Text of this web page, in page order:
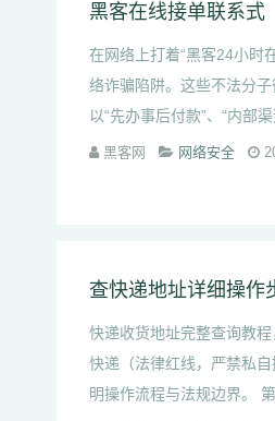
黑客在线接单联系式
在网络上打着“黑客24小时
络诈骗陷阱。这些不法分
以“先办事后付款”、“内部
黑客网 网络安全
查快递地址详细操作
快递收货地址完整查询教
快递（法律红线，严禁私
明操作流程与法规边界。